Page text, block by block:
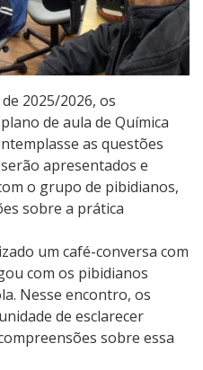
2025/2026, os
de aula de Química
as questões
apresentados e
o grupo de pibidianos,
sobre a prática
um café-conversa com
com os pibidianos
Nesse encontro, os
de esclarecer
sobre essa